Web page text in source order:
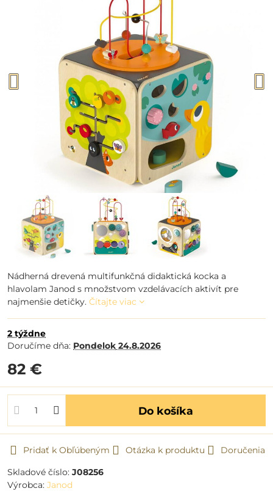
Nádherná drevená multifunkčná didaktická kocka a
hlavolam Janod s množstvom vzdelávacích aktivít pre
najmenšie detičky. Čítajte viac
2 týždne
Doručíme dňa: Pondelok 24.8.2026
82 €
Do košíka
Pridať k Obľúbeným Otázka k produktu
Doručenia
Skladové číslo: J08256
Výrobca: Janod